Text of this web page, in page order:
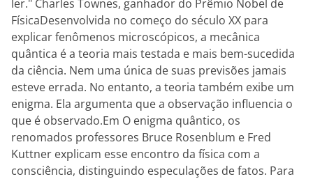
ler." Charles Townes, ganhador do Prêmio Nobel de
FísicaDesenvolvida no começo do século XX para
explicar fenômenos microscópicos, a mecânica
quântica é a teoria mais testada e mais bem-sucedida
da ciência. Nem uma única de suas previsões jamais
esteve errada. No entanto, a teoria também exibe um
enigma. Ela argumenta que a observação influencia o
que é observado.Em O enigma quântico, os
renomados professores Bruce Rosenblum e Fred
Kuttner explicam esse encontro da física com a
consciência, distinguindo especulações de fatos. Para